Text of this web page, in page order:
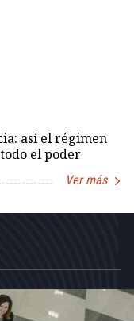
así el régimen
el poder
Ver más